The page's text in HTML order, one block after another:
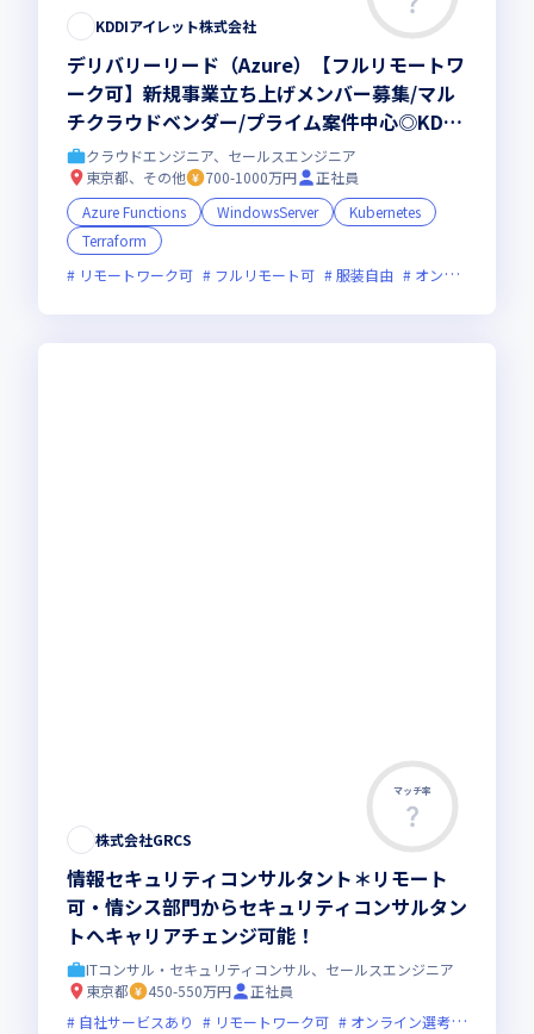
KDDIアイレット株式会社
デリバリーリード（Azure）【フルリモートワ
ーク可】新規事業立ち上げメンバー募集/マル
チクラウドベンダー/プライム案件中心◎KDDI
グループ安定待遇
クラウドエンジニア、セールスエンジニア
東京都、その他
700-1000万円
正社員
Azure Functions
WindowsServer
Kubernetes
Terraform
リモートワーク可
フルリモート可 服装自由 オンライン選考可
マッチ率
株式会社GRCS
情報セキュリティコンサルタント＊リモート
可・情シス部門からセキュリティコンサルタン
トへキャリアチェンジ可能！
ITコンサル・セキュリティコンサル、セールスエンジニア
東京都
450-550万円
正社員
自社サービスあり
リモートワーク可 オンライン選考可